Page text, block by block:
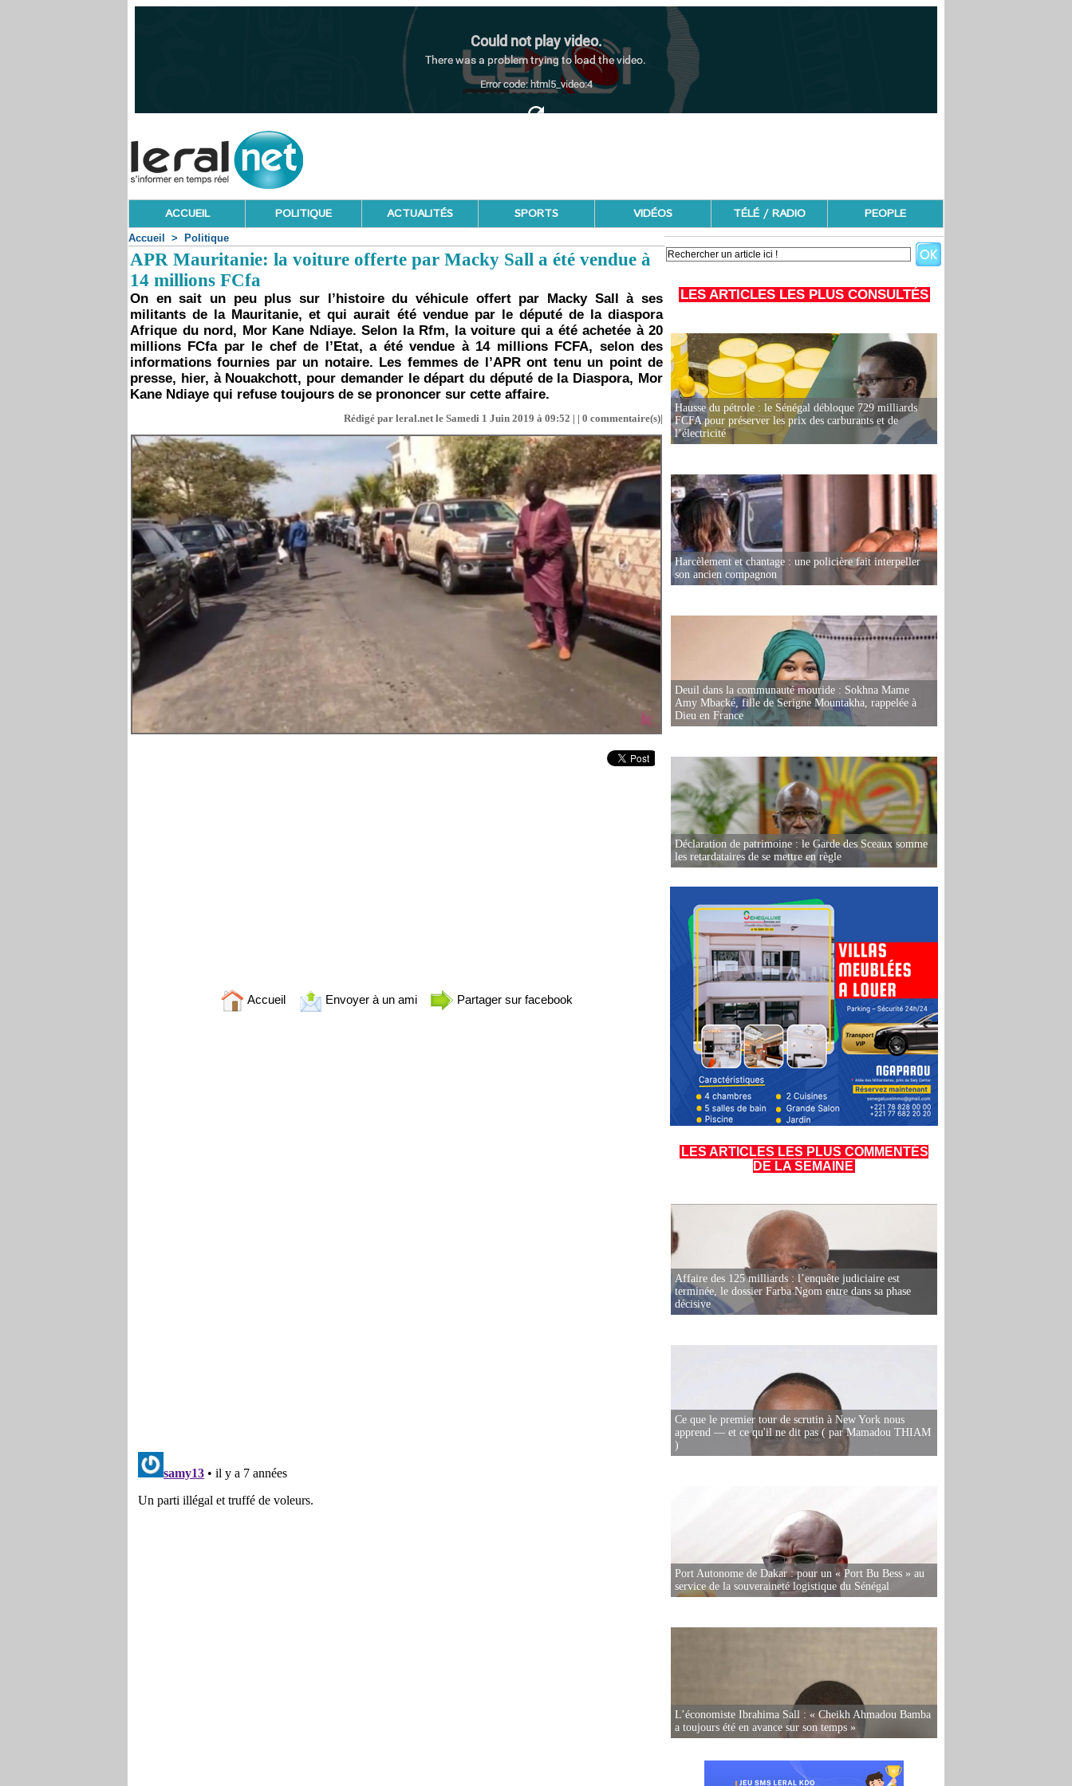
ACCUEIL POLITIQUE ACTUALITÉS SPORTS VIDÉOS TÉLÉ / RADIO PEOPLE
Accueil > Politique
APR Mauritanie: la voiture offerte par Macky Sall a été vendue à
14 millions FCfa
On en sait un peu plus sur l’histoire du véhicule offert par Macky Sall à ses
militants de la Mauritanie, et qui aurait été vendue par le député de la diaspora
Afrique du nord, Mor Kane Ndiaye. Selon la Rfm, la voiture qui a été achetée à 20
millions FCfa par le chef de l’Etat, a été vendue à 14 millions FCFA, selon des
informations fournies par un notaire. Les femmes de l’APR ont tenu un point de
presse, hier, à Nouakchott, pour demander le départ du député de la Diaspora, Mor
Kane Ndiaye qui refuse toujours de se prononcer sur cette affaire.
Rédigé par leral.net le Samedi 1 Juin 2019 à 09:52 | | 0 commentaire(s)|
Accueil Envoyer à un ami Partager sur facebook
LES ARTICLES LES PLUS CONSULTÉS
Hausse du pétrole : le Sénégal débloque 729 milliards
FCFA pour préserver les prix des carburants et de
l’électricité
Harcèlement et chantage : une policière fait interpeller
son ancien compagnon
Deuil dans la communauté mouride : Sokhna Mame
Amy Mbacké, fille de Serigne Mountakha, rappelée à
Dieu en France
Déclaration de patrimoine : le Garde des Sceaux somme
les retardataires de se mettre en règle
LES ARTICLES LES PLUS COMMENTÉS
DE LA SEMAINE
Affaire des 125 milliards : l’enquête judiciaire est
terminée, le dossier Farba Ngom entre dans sa phase
décisive
Ce que le premier tour de scrutin à New York nous
apprend — et ce qu'il ne dit pas ( par Mamadou THIAM
)
Port Autonome de Dakar : pour un « Port Bu Bess » au
service de la souveraineté logistique du Sénégal
L’économiste Ibrahima Sall : « Cheikh Ahmadou Bamba
a toujours été en avance sur son temps »